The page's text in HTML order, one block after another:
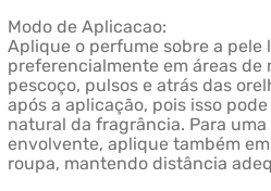
Modo de Aplicacao:
Aplique o perfume sobre a pele
preferencialmente em áreas de
pescoço, pulsos e atrás das
após a aplicação, pois isso
natural da fragrância. Para
envolvente, aplique também
roupa, mantendo distância